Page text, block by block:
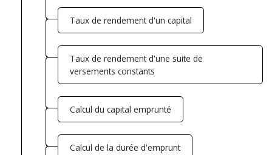
Taux de rendement d'un capital
Taux de rendement d'une suite de
versements constants
Calcul du capital emprunté
Calcul de la durée d'emprunt